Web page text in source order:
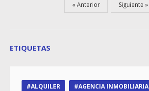
Anterior Siguiente
ETIQUETAS
ALQUILER
AGENCIA INMOBILIARIA